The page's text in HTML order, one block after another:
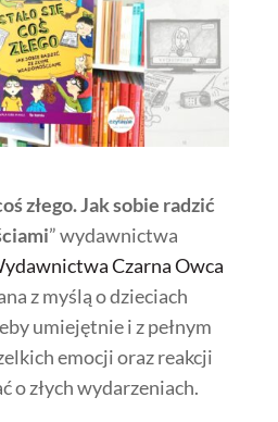
złego. Jak sobie radzić
” wydawnictwa
Czarna Owca
z myślą o dzieciach
umiejętnie i z pełnym
emocji oraz reakcji
o złych wydarzeniach.